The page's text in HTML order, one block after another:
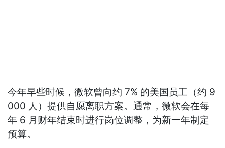
今年早些时候，微软曾向约 7% 的美国员工（约 9
000 人）提供自愿离职方案。通常，微软会在每
年 6 月财年结束时进行岗位调整，为新一年制定
预算。